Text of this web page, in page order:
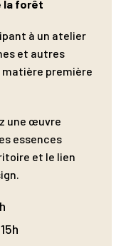
la forêt
à un atelier
et autres
première
une œuvre
essences
et le lien